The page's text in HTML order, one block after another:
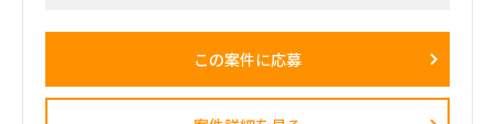
正解がない難易度の高いPJ」にプロジェクトをリードする立場
（例）
この案件に応募